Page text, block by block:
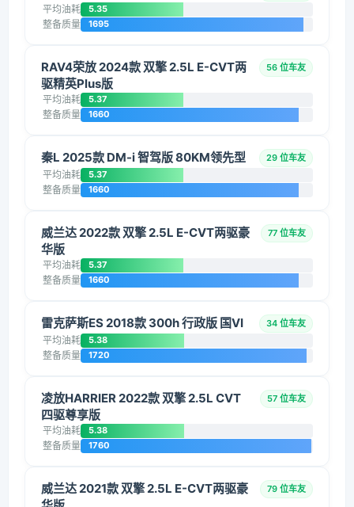
平均油耗 5.35
整备质量 1695
RAV4荣放 2024款 双擎 2.5L E-CVT两
驱精英Plus版
56 位车友
平均油耗 5.37
整备质量 1660
秦L 2025款 DM-i 智驾版 80KM领先型 29 位车友
平均油耗 5.37
整备质量 1660
威兰达 2022款 双擎 2.5L E-CVT两驱豪
华版
77 位车友
平均油耗 5.37
整备质量 1660
雷克萨斯ES 2018款 300h 行政版 国VI 34 位车友
平均油耗 5.38
整备质量 1720
凌放HARRIER 2022款 双擎 2.5L CVT
四驱尊享版
57 位车友
平均油耗 5.38
整备质量 1760
威兰达 2021款 双擎 2.5L E-CVT两驱豪
79 位车友